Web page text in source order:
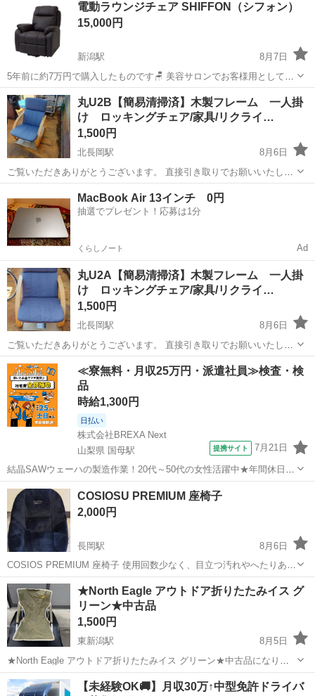
電動ラウンジチェア SHIFFON（シフォン）
15,000円
新潟駅
8月7日
5年前に約7万円で購入したものです🪑 美容サロンでお客様用としてカ
バーをかけて使用しております。 経年劣化はありますが、動作等問題
なく使用しております。 店舗改装の際に、もう少し幅の狭い椅子への
買い替えの為に 今回こちらに...
新潟 新潟市 新潟駅 椅子 ラウンジ
丸U2B【簡易清掃済】木製フレーム 一人掛
け ロッキングチェア/家具/リクライ…
1,500円
北長岡駅
8月6日
ご覧いただきありがとうございます。 直接引き取りでお願いいたしま
す。 長期使用された中古品になります。 【ロッキングチェア】 ○メー
カー名：不明 ○カラー(色)等：紺、木製 ○サイズ ※素人採寸です。...
リクライニング
MacBook Air 13インチ 0円
抽選でプレゼント！応募は1分
くらしノート Ad
丸U2A【簡易清掃済】木製フレーム 一人掛
け ロッキングチェア/家具/リクライ…
1,500円
北長岡駅
8月6日
ご覧いただきありがとうございます。 直接引き取りでお願いいたしま
す。 長期使用された中古品になります。 【ロッキングチェア】 ○メー
カー名：不明 ○カラー(色)等：紺、木製 ○サイズ ※素人採寸です。...
新潟 長岡市 北長岡駅 椅子 木製
≪寮無料・月収25万円・派遣社員≫検査・検
品
時給1,300円
日払い
株式会社BREXA Next
山梨県 国母駅
提携サイト 7月21日
結晶SAWウェーハの製造作業！20代～50代の女性活躍中★年間休日
120日＆土日祝休み！クリーンルーム内でのお仕事！日払い制度利用可
◎正社員登用制度あり！マイカー通勤可！《山梨県中巨摩郡昭和町》
人気の工場のお仕事 ◇結晶...
山梨 国母駅
COSIOSU PREMIUM 座椅子
2,000円
長岡駅
8月6日
COSIOS PREMIUM 座椅子 使用回数少なく、目立つ汚れやへたりあり
ません。 ペット・喫煙なし、臭いもありません。 状態良好です。 小
柄な方にオススメです。 美品ですがあくまで中古品になりますので、
受け渡し後はノー...
新潟 長岡市
★North Eagle アウトドア折りたたみイス グ
リーン★中古品
1,500円
東新潟駅
8月5日
★North Eagle アウトドア折りたたみイス グリーン★中古品になりま
す。サイズは座面の高さ約23cm・座面の幅約53cm・背もたれの高さ
約61cmです、多少の誤差はご容赦下さい。キャンプで使おうと思い購
新潟 新潟市 東新潟駅 椅子 アウトドア
【未経験OK🚚】月収30万↑中型免許ドライバ